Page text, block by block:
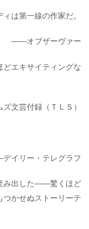
は第一線の作家だ。
――オブザーヴァー
エキサイティングな
文芸付録（ＴＬＳ）
イリー・テレグラフ
み出した――驚くほど
かせぬストーリーテ